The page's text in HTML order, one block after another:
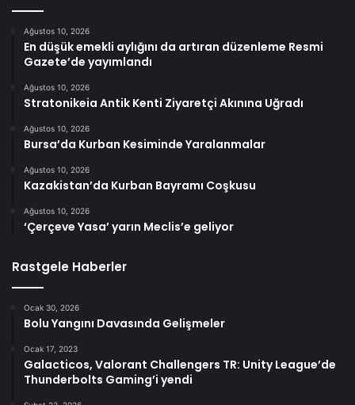
Ağustos 10, 2026
En düşük emekli aylığını da artıran düzenleme Resmi
Gazete’de yayımlandı
Ağustos 10, 2026
Stratonikeia Antik Kenti Ziyaretçi Akınına Uğradı
Ağustos 10, 2026
Bursa’da Kurban Kesiminde Yaralanmalar
Ağustos 10, 2026
Kazakistan’da Kurban Bayramı Coşkusu
Ağustos 10, 2026
‘Çerçeve Yasa’ yarın Meclis’e geliyor
Rastgele Haberler
Ocak 30, 2026
Bolu Yangını Davasında Gelişmeler
Ocak 17, 2023
Galacticos, Valorant Challengers TR: Unity League’de
Thunderbolts Gaming’i yendi